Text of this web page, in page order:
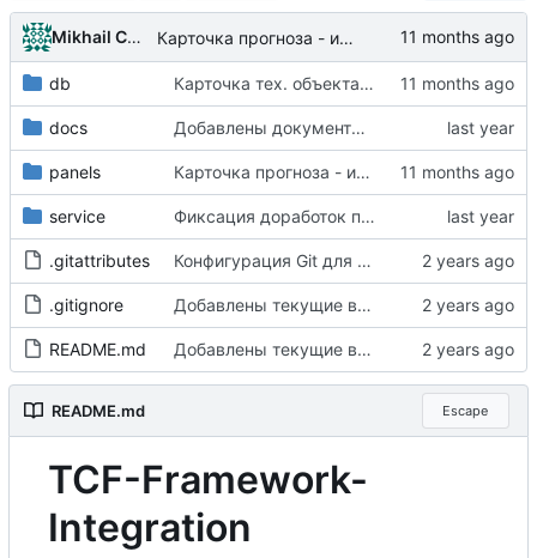
Mikhail Chechnev Карточка прогноза - исправлена опечатка
db Карточка тех. объекта - даты плановых ТО и ремонтов отображаются в коротком формате (теперь без времени)
docs Добавлены документы, описывающие ответы модели при выполнении прогнозирования
panels Карточка прогноза - исправлена опечатка
service Фиксация доработок по обучению
.gitattributes Конфигурация Git для поддержки cp-1251
.gitignore Добавлены текущие версии (от 05.07.2024 со стороны ВГТУ и 1.4 со стороны Паруса) документации, расширен readme
README.md Добавлены текущие версии (от 05.07.2024 со стороны ВГТУ и 1.4 со стороны Паруса) документации, расширен readme
README.md Escape
TCF-Framework-
Integration